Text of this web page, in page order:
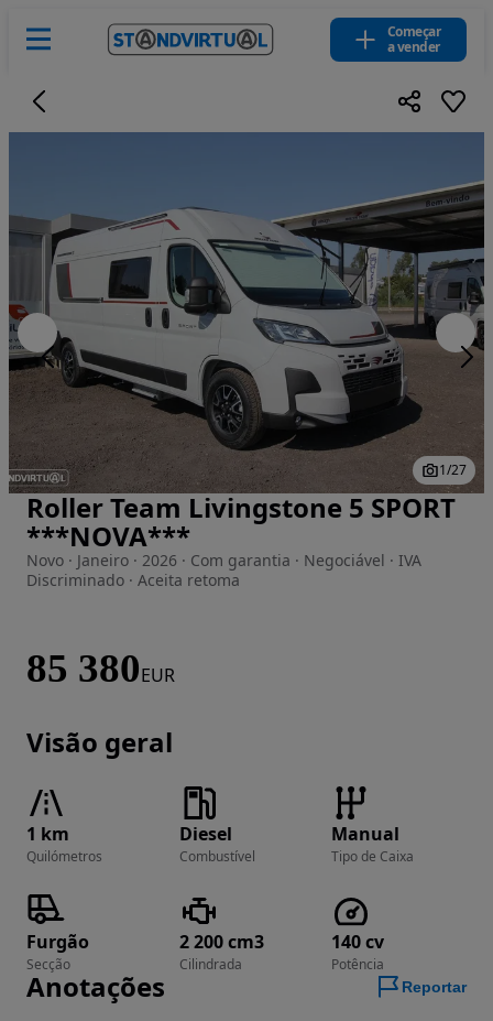
Começar
a vender
Imagem 1 de 27
1/27
Roller Team Livingstone 5 SPORT
***NOVA***
Novo · Janeiro · 2026 · Com garantia · Negociável · IVA
Discriminado · Aceita retoma
85 380EUR
Visão geral
1 km
Quilómetros
Diesel
Combustível
Manual
Tipo de Caixa
Furgão
Secção
2 200 cm3
Cilindrada
140 cv
Potência
Anotações Reportar